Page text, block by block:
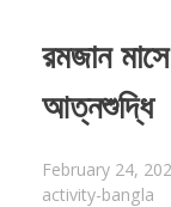
রমজান
আত্নশুদ্ধি
February 24,
activity-bangla